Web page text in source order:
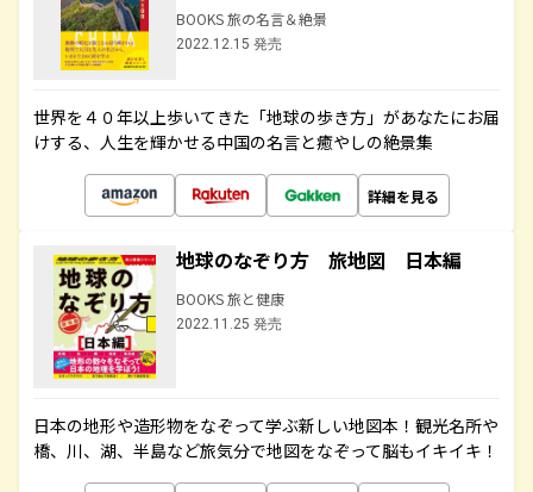
BOOKS 旅の名言＆絶景
2022.12.15 発売
世界を４０年以上歩いてきた「地球の歩き方」があなたにお届
けする、人生を輝かせる中国の名言と癒やしの絶景集
詳細を見る
地球のなぞり方 旅地図 日本編
BOOKS 旅と健康
2022.11.25 発売
日本の地形や造形物をなぞって学ぶ新しい地図本！観光名所や
橋、川、湖、半島など旅気分で地図をなぞって脳もイキイキ！